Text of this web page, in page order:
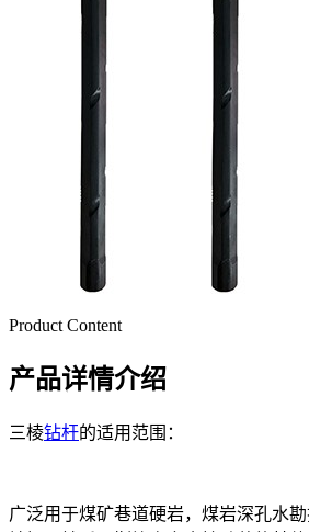
Product Content
产品详情介绍
三棱钻杆的适用范围：
广泛用于煤矿巷道硬岩，煤岩深孔水